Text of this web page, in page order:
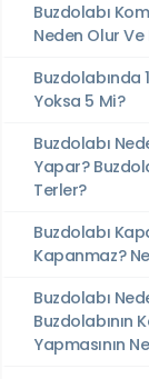
Buzdolabı
Neden Olur Ve
Buzdolabında
Yoksa 5 Mi?
Buzdolabı
Yapar?
Terler?
Buzdolabı
Kapanmaz?
Buzdolabı
Buzdolabının
Yapmasının